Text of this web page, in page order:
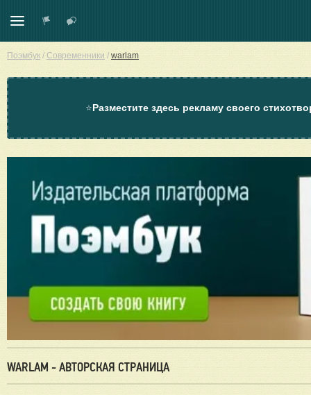
Поэмбук / Современники / warlam
⭐Разместите здесь рекламу своего
WARLAM - АВТОРСКАЯ СТРАНИЦА